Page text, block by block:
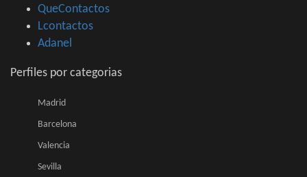
QueContactos
Lcontactos
Adanel
Perfiles por categorias
Madrid
Barcelona
Valencia
Sevilla